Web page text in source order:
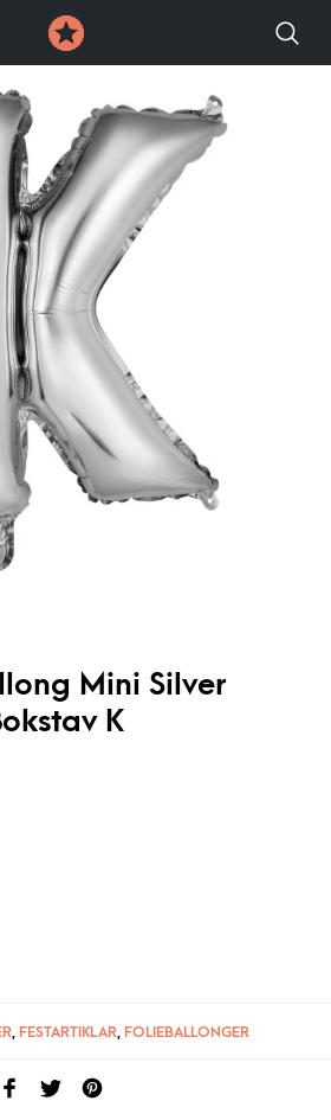
Mini Silver
K
, FESTARTIKLAR, FOLIEBALLONGER